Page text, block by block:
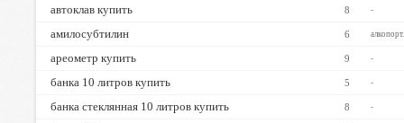
— 5%
автоклав купить 8 -
амилосубтилин 6
ареометр купить 9 -
банка 10 литров купить 5 -
банка стеклянная 10 литров купить 8 -